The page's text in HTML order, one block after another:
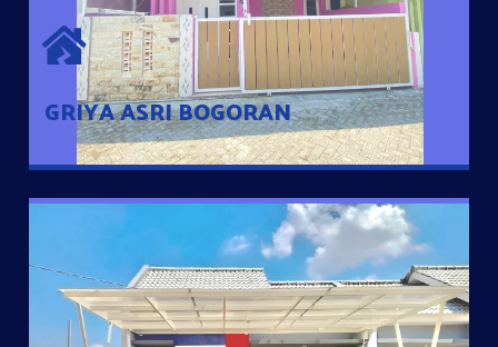
GRIYA ASRI BOGORAN
Desain Modern Minimalis dengan Konsep Rumah Pintar
Sehingga Memudahkan Penghuni mengakses rumahnya
dengan Ponsel
SURYA MADANI SATU